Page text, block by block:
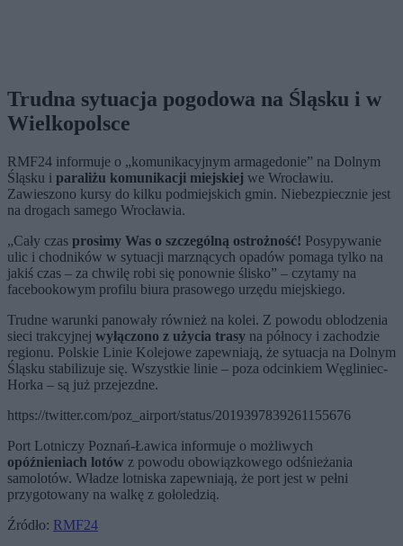
Trudna sytuacja pogodowa na Śląsku i w
Wielkopolsce
RMF24 informuje o „komunikacyjnym armagedonie” na Dolnym
Śląsku i paraliżu komunikacji miejskiej we Wrocławiu.
Zawieszono kursy do kilku podmiejskich gmin. Niebezpiecznie jest
na drogach samego Wrocławia.
„Cały czas prosimy Was o szczególną ostrożność! Posypywanie
ulic i chodników w sytuacji marznących opadów pomaga tylko na
jakiś czas – za chwilę robi się ponownie ślisko” – czytamy na
facebookowym profilu biura prasowego urzędu miejskiego.
Trudne warunki panowały również na kolei. Z powodu oblodzenia
sieci trakcyjnej wyłączono z użycia trasy na północy i zachodzie
regionu. Polskie Linie Kolejowe zapewniają, że sytuacja na Dolnym
Śląsku stabilizuje się. Wszystkie linie – poza odcinkiem Węgliniec-
Horka – są już przejezdne.
https://twitter.com/poz_airport/status/2019397839261155676
Port Lotniczy Poznań-Ławica informuje o możliwych
opóźnieniach lotów z powodu obowiązkowego odśnieżania
samolotów. Władze lotniska zapewniają, że port jest w pełni
przygotowany na walkę z gołoledzią.
Źródło: RMF24